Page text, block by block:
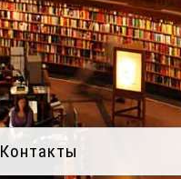
Контакты